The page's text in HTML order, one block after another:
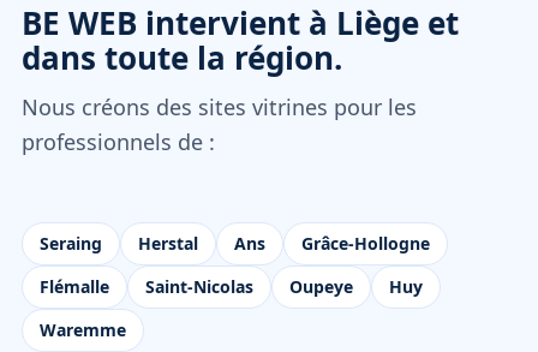
BE WEB intervient à Liège et
dans toute la région.
Nous créons des sites vitrines pour les
professionnels de :
Seraing Herstal Ans
Grâce-Hollogne
Flémalle
Saint-Nicolas Oupeye
Huy
Waremme